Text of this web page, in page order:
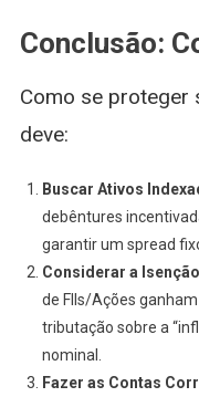
Conclusão:
Como se proteger
deve:
Buscar Ativos
debêntures
garantir um spread
Considerar a
de FIIs/Ações
tributação sobre a
nominal.
Fazer as Contas